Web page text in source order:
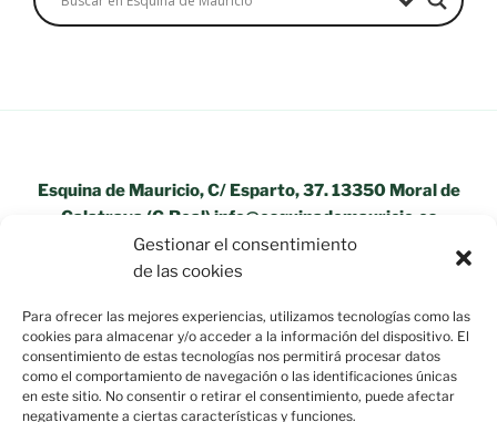
Gestionar el consentimiento
de las cookies
Para ofrecer las mejores experiencias, utilizamos tecnologías como las
cookies para almacenar y/o acceder a la información del dispositivo. El
consentimiento de estas tecnologías nos permitirá procesar datos
como el comportamiento de navegación o las identificaciones únicas
en este sitio. No consentir o retirar el consentimiento, puede afectar
negativamente a ciertas características y funciones.
Esquina de Mauricio, C/ Esparto, 37. 13350 Moral de
Calatrava (C.Real) info@esquinademauricio.es
«Aviso Legal»